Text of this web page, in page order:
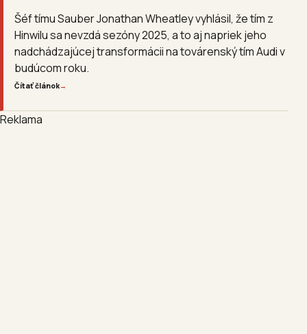
Šéf tímu Sauber Jonathan Wheatley vyhlásil, že tím z
Hinwilu sa nevzdá sezóny 2025, a to aj napriek jeho
nadchádzajúcej transformácii na továrenský tím Audi v
budúcom roku.
Čítať článok→
Reklama